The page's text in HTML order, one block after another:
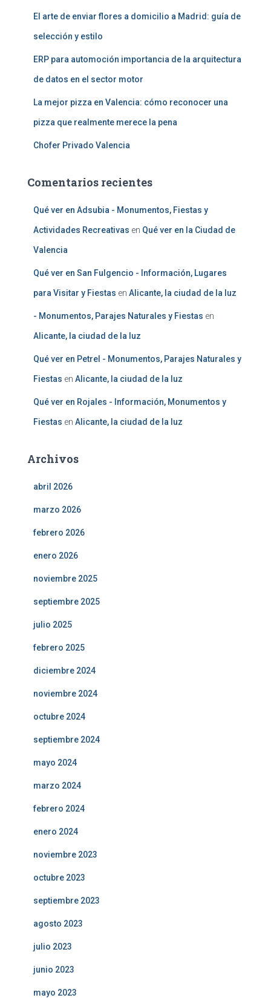
El arte de enviar flores a domicilio a Madrid: guía de
selección y estilo
ERP para automoción importancia de la arquitectura
de datos en el sector motor
La mejor pizza en Valencia: cómo reconocer una
pizza que realmente merece la pena
Chofer Privado Valencia
Comentarios recientes
Qué ver en Adsubia - Monumentos, Fiestas y
Actividades Recreativas en Qué ver en la Ciudad de
Valencia
Qué ver en San Fulgencio - Información, Lugares
para Visitar y Fiestas en Alicante, la ciudad de la luz
- Monumentos, Parajes Naturales y Fiestas en
Alicante, la ciudad de la luz
Qué ver en Petrel - Monumentos, Parajes Naturales y
Fiestas en Alicante, la ciudad de la luz
Qué ver en Rojales - Información, Monumentos y
Fiestas en Alicante, la ciudad de la luz
Archivos
abril 2026
marzo 2026
febrero 2026
enero 2026
noviembre 2025
septiembre 2025
julio 2025
febrero 2025
diciembre 2024
noviembre 2024
octubre 2024
septiembre 2024
mayo 2024
marzo 2024
febrero 2024
enero 2024
noviembre 2023
octubre 2023
septiembre 2023
agosto 2023
julio 2023
junio 2023
mayo 2023